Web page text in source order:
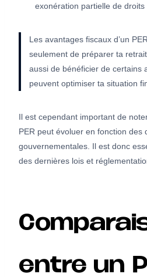
exonération partielle de droits
Les avantages fiscaux d’un
seulement de préparer ta
aussi de bénéficier de certains
peuvent optimiser ta situation
Il est cependant important de
PER peut évoluer en fonction des
gouvernementales. Il est donc
des dernières lois et
entre un